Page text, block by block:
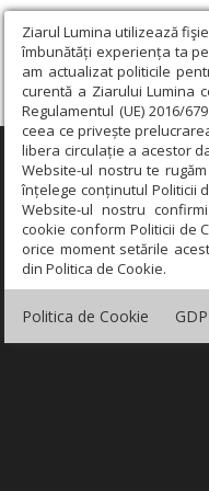
Ziarul Lumina utilizează
îmbunătăți experiența ta
am actualizat politicile
curentă a Ziarului Lumina
Regulamentul (UE) 2016/
ceea ce privește
libera circulație a acestor
Website-ul nostru te
înțelege conținutul Politicii
Website-ul nostru
cookie conform Politicii de
orice moment setările
din Politica de Cookie.
Politica de Cookie